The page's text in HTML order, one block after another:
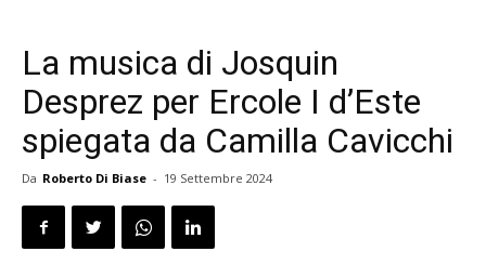
La musica di Josquin
Desprez per Ercole I d’Este
spiegata da Camilla Cavicchi
Da Roberto Di Biase - 19 Settembre 2024